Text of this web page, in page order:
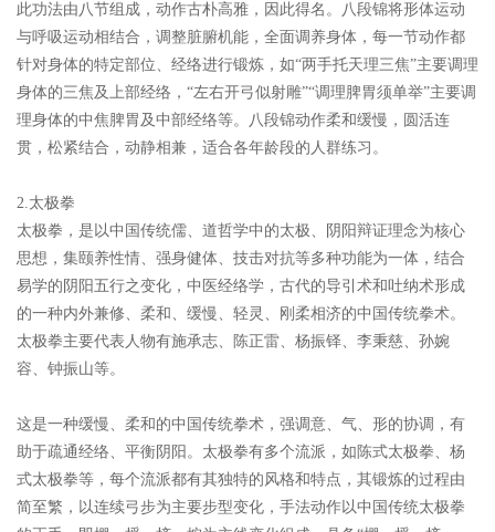
此功法由八节组成，动作古朴高雅，因此得名。八段锦将形体运动
与呼吸运动相结合，调整脏腑机能，全面调养身体，每一节动作都
针对身体的特定部位、经络进行锻炼，如“两手托天理三焦”主要调理
身体的三焦及上部经络，“左右开弓似射雕”“调理脾胃须单举”主要调
理身体的中焦脾胃及中部经络等。八段锦动作柔和缓慢，圆活连
贯，松紧结合，动静相兼，适合各年龄段的人群练习。
2.太极拳
太极拳，是以中国传统儒、道哲学中的太极、阴阳辩证理念为核心
思想，集颐养性情、强身健体、技击对抗等多种功能为一体，结合
易学的阴阳五行之变化，中医经络学，古代的导引术和吐纳术形成
的一种内外兼修、柔和、缓慢、轻灵、刚柔相济的中国传统拳术。
太极拳主要代表人物有施承志、陈正雷、杨振铎、李秉慈、孙婉
容、钟振山等。
这是一种缓慢、柔和的中国传统拳术，强调意、气、形的协调，有
助于疏通经络、平衡阴阳。太极拳有多个流派，如陈式太极拳、杨
式太极拳等，每个流派都有其独特的风格和特点，其锻炼的过程由
简至繁，以连续弓步为主要步型变化，手法动作以中国传统太极拳